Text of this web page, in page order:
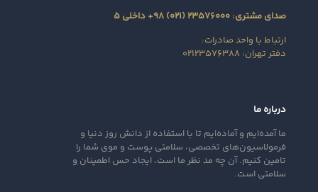
صدای مشتری: ۲۳۵۷۶۰۰۰ (۰۲۱) ۹۸+ داخلی ۵
ارتباط با واحد صادرات:
دفتر تهران: ۰۲۱۲۳۵۷۶۳۸۸
درباره ما
ما آمده‌ایم و آماده‌ایم تا با استفاده از دانش روز دنیا و
فرمولاسیون‌های تخصصی، سلامتی پوست و موی شما را
تامین کنیم. آن‌ چه مد نظر ما است، ایجاد حس اطمینان و
سلامتی است.